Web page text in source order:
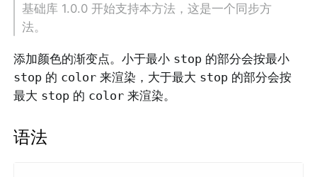
基础库 1.0.0 开始支持本方法，这是一个同步方
法。
添加颜色的渐变点。小于最小 stop 的部分会按最小
stop 的 color 来渲染，大于最大 stop 的部分会按
最大 stop 的 color 来渲染。
语法